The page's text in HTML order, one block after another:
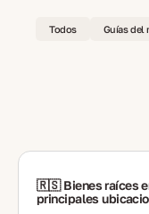
Todos Guías del
🇷🇸 Bienes raíces
principales